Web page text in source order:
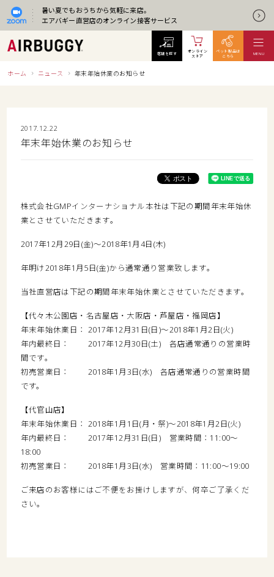
暑い夏でもおうちから気軽に来店。
エアバギー直営店のオンライン接客サービス
ホーム ニュース 年末年始休業のお知らせ
2017.12.22
年末年始休業のお知らせ
株式会社GMPインターナショナル本社は下記の期間年末年始休
業とさせていただきます。
2017年12月29日(金)〜2018年1月4日(木)
年明け2018年1月5日(金)から通常通り営業致します。
当社直営店は下記の期間年末年始休業とさせていただきます。
【代々木公園店・名古屋店・大阪店・芦屋店・福岡店】
年末年始休業日： 2017年12月31日(日)〜2018年1月2日(火)
年内最終日： 2017年12月30日(土) 各店通常通りの営業時
間です。
初売営業日： 2018年1月3日(水) 各店通常通りの営業時間
です。
【代官山店】
年末年始休業日： 2018年1月1日(月・祭)〜2018年1月2日(火)
年内最終日： 2017年12月31日(日) 営業時間：11:00〜
18:00
初売営業日： 2018年1月3日(水) 営業時間：11:00〜19:00
ご来店のお客様にはご不便をお掛けしますが、何卒ご了承くだ
さい。
店舗を探す
オンライン
ストア
ペット製品は
こちら
MENU